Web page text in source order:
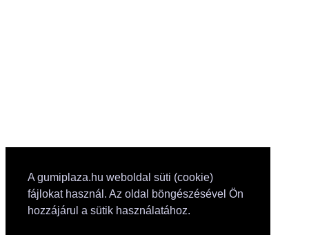
A gumiplaza.hu weboldal süti (cookie)
fájlokat használ. Az oldal böngészésével Ön
hozzájárul a sütik használatához.